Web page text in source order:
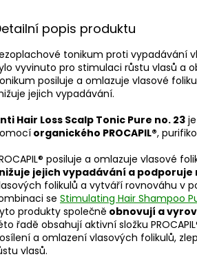
popis produktu
tonikum proti vypadávání
vyvinuto pro stimulaci růstu vlasů a
posiluje a omlazuje vlasové
jejich vypadávání.
Hair Loss Scalp Tonic Pure no. 23
organického PROCAPIL®,
posiluje a omlazuje vlasové
jejich vypadávání a podporuje
folikulů a vytváří rovnováhu v
se Stimulating Hair Shampoo
produkty společně obnovují a
řadě obsahují aktivní složku
a omlazení vlasových folikulů,
vlasů.